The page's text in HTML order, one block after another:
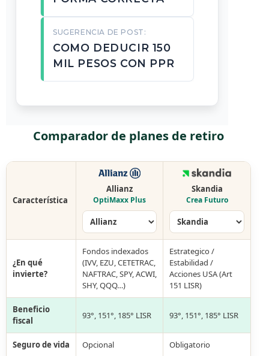
SUGERENCIA DE POST:
COMO DEDUCIR 150
MIL PESOS CON PPR
Comparador de planes de retiro
Característica
Allianz
OptiMaxx Plus
Skandia
Crea Futuro
¿En qué
invierte?
Fondos indexados
(IVV, EZU, CETETRAC,
NAFTRAC, SPY, ACWI,
SHY, QQQ…)
Estrategico /
Estabilidad /
Acciones USA (Art
151 LISR)
Beneficio
fiscal
93°, 151°, 185° LISR 93°, 151°, 185° LISR
Seguro de vida Opcional Obligatorio